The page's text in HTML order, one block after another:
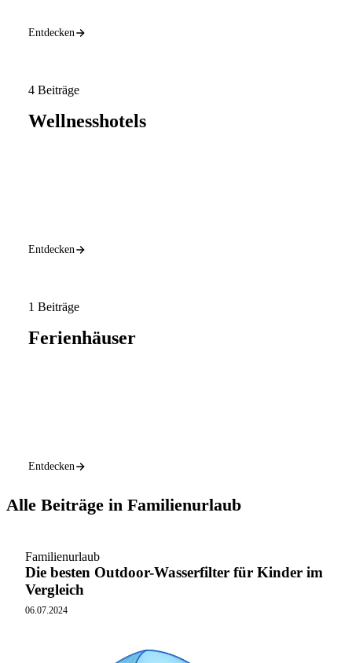
Entdecken
4 Beiträge
Wellnesshotels
Entdecken
1 Beiträge
Ferienhäuser
Entdecken
Alle Beiträge in Familienurlaub
Familienurlaub
Die besten Outdoor-Wasserfilter für Kinder im
Vergleich
06.07.2024